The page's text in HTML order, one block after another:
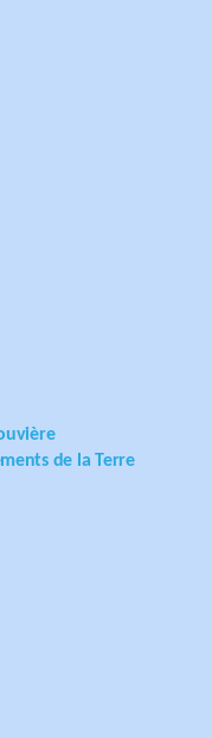
de la Terre